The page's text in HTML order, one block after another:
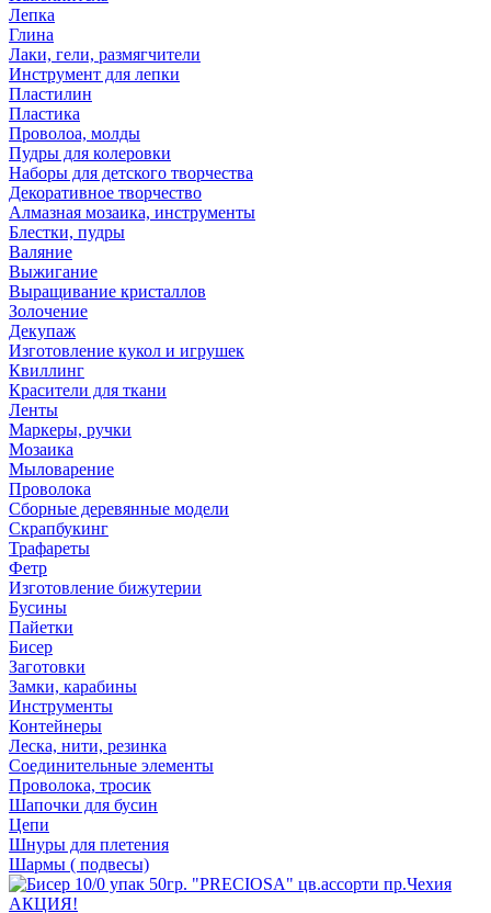
Лепка
Глина
Лаки, гели, размягчители
Инструмент для лепки
Пластилин
Пластика
Проволоа, молды
Пудры для колеровки
Наборы для детского творчества
Декоративное творчество
Алмазная мозаика, инструменты
Блестки, пудры
Валяние
Выжигание
Выращивание кристаллов
Золочение
Декупаж
Изготовление кукол и игрушек
Квиллинг
Красители для ткани
Ленты
Маркеры, ручки
Мозаика
Мыловарение
Проволока
Сборные деревянные модели
Скрапбукинг
Трафареты
Фетр
Изготовление бижутерии
Бусины
Пайетки
Бисер
Заготовки
Замки, карабины
Инструменты
Контейнеры
Леска, нити, резинка
Соединительные элементы
Проволока, тросик
Шапочки для бусин
Цепи
Шнуры для плетения
Шармы ( подвесы)